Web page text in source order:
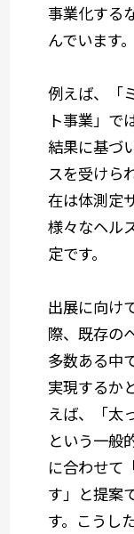
事業化する
んでいます。
例えば、「
ト事業」で
結果に基づ
スを受けら
在は体測定
様々なヘル
定です。
出展に向け
際、既存の
多数ある中
実現するか
えば、「太
という一般
に合わせて
す」と提案
す。こうし